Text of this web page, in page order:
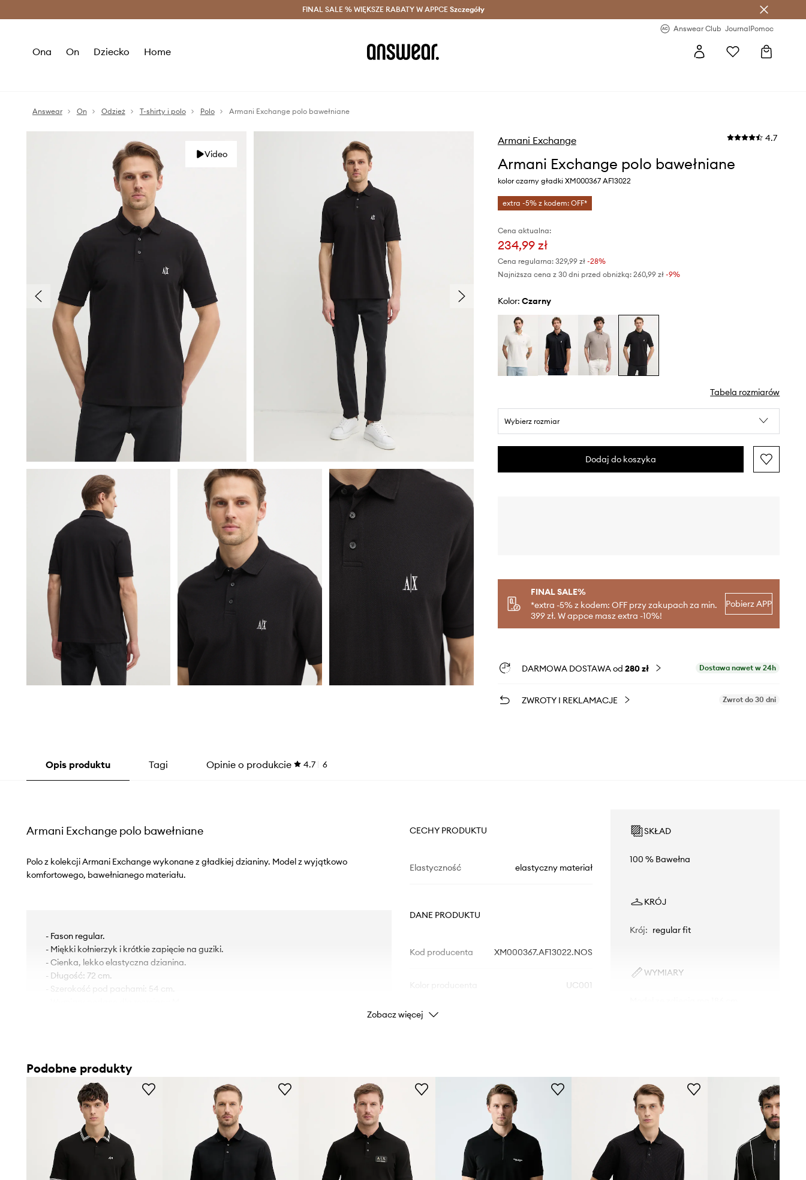
Oszczędzaj z Answear Club > Dostawa nawet w 24h >
FINAL SALE % WIĘKSZE RABATY W APPCE Szczegóły
Answear Club JournalPomoc
Ona On Dziecko Home
Answear On Odzież T-shirty i polo Polo Armani Exchange polo bawełniane
Video
Armani Exchange 4.7
Armani Exchange polo bawełniane
kolor czarny gładki XM000367 AF13022
extra -5% z kodem: OFF*
Cena aktualna:
234,99 zł
Cena regularna: 329,99 zł-28%
Najniższa cena z 30 dni przed obniżką: 260,99 zł -9%
Kolor: czarny
Tabela rozmiarów
Wybierz rozmiar
Dodaj do koszyka
FINAL SALE%
*extra -5% z kodem: OFF przy zakupach za min.
399 zł. W appce masz extra -10%!
Pobierz APP
DARMOWA DOSTAWA od 280 zł Dostawa nawet w 24h
ZWROTY I REKLAMACJE Zwrot do 30 dni
Opis produktu Tagi Opinie o produkcie 4.7 6
Armani Exchange polo bawełniane
Polo z kolekcji Armani Exchange wykonane z gładkiej dzianiny. Model z wyjątkowo
komfortowego, bawełnianego materiału.
- Fason regular.
- Miękki kołnierzyk i krótkie zapięcie na guziki.
- Cienka, lekko elastyczna dzianina.
- Długość: 72 cm.
- Szerokość pod pachami: 54 cm.
CECHY PRODUKTU
Elastyczność elastyczny materiał
DANE PRODUKTU
Kod producenta XM000367.AF13022.NOS
UC001
Kolor
Producent
SKŁAD
100 % Bawełna
KRÓJ
Krój: regular fit
WYMIARY
Rozmiary prezentowane w sklepie
zostały przeliczone na standardową,
europejską tabelę rozmiarową. Na
metce dostarczonego produktu
znajduje się oryginalne oznaczenie
producenta.
Tabela rozmiarów
Zobacz więcej
Podobne produkty